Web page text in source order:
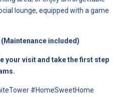
lounge, equipped with a game
included)
your visit and take the first step
#HomeSweetHome